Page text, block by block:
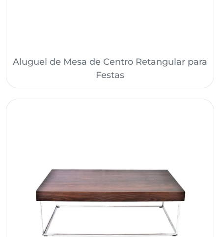
Aluguel de Mesa de Centro Retangular para
Festas